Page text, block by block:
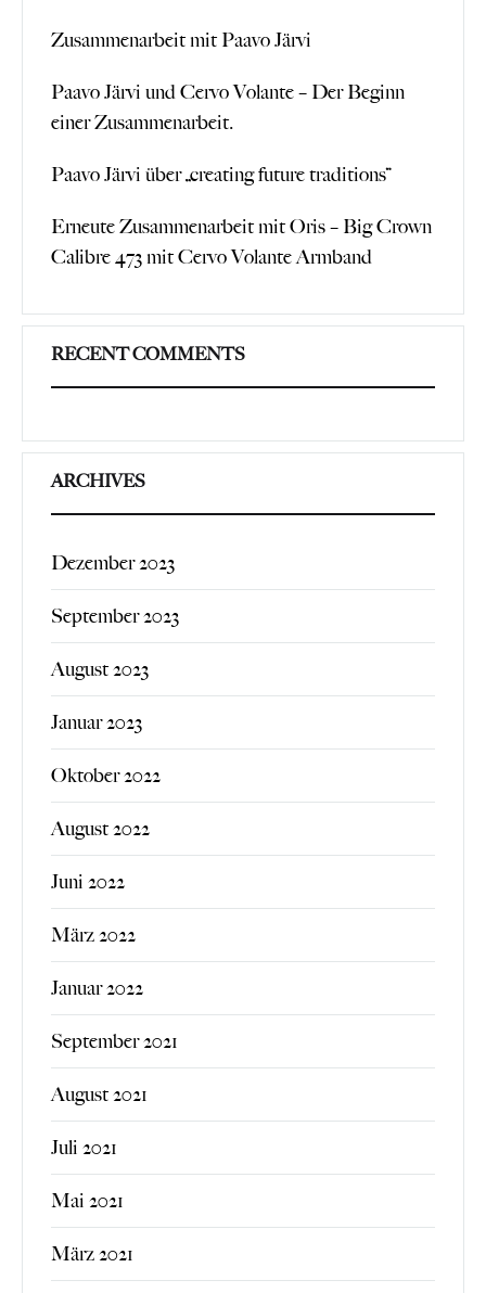
Zusammenarbeit mit Paavo Järvi
Paavo Järvi und Cervo Volante – Der Beginn
einer Zusammenarbeit.
Paavo Järvi über „creating future traditions“
Erneute Zusammenarbeit mit Oris – Big Crown
Calibre 473 mit Cervo Volante Armband
RECENT COMMENTS
ARCHIVES
Dezember 2023
September 2023
August 2023
Januar 2023
Oktober 2022
August 2022
Juni 2022
März 2022
Januar 2022
September 2021
August 2021
Juli 2021
Mai 2021
März 2021